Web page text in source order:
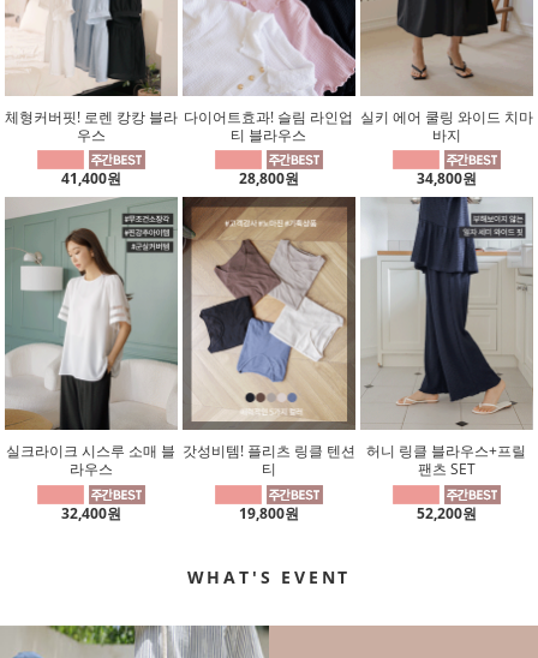
체형커버핏! 로렌 캉캉 블라
우스
41,400원
다이어트효과! 슬림 라인업
티 블라우스
28,800원
실키 에어 쿨링 와이드 치마
바지
34,800원
실크라이크 시스루 소매 블
라우스
32,400원
갓성비템! 플리츠 링클 텐션
티
19,800원
허니 링클 블라우스+프릴
팬츠 SET
52,200원
WHAT'S EVENT